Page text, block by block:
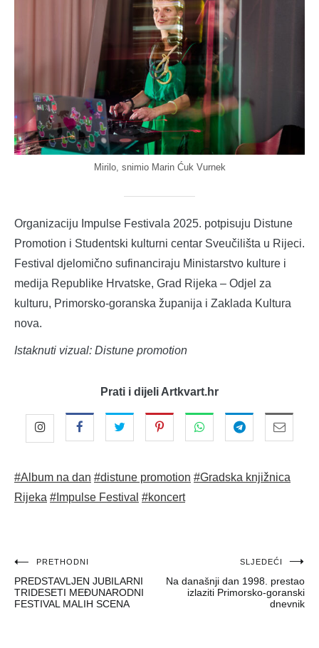
Mirilo, snimio Marin Ćuk Vurnek
Organizaciju Impulse Festivala 2025. potpisuju Distune
Promotion i Studentski kulturni centar Sveučilišta u Rijeci.
Festival djelomično sufinanciraju Ministarstvo kulture i
medija Republike Hrvatske, Grad Rijeka – Odjel za
kulturu, Primorsko-goranska županija i Zaklada Kultura
nova.
Istaknuti vizual: Distune promotion
Prati i dijeli Artkvart.hr
#Album na dan #distune promotion #Gradska knjižnica
Rijeka #Impulse Festival #koncert
Navigacija
objava
PRETHODNI
PREDSTAVLJEN JUBILARNI
TRIDESETI MEĐUNARODNI
FESTIVAL MALIH SCENA
SLJEDEĆI
Na današnji dan 1998. prestao
izlaziti Primorsko-goranski
dnevnik